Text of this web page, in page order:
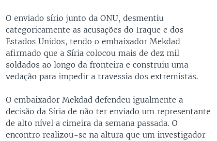
O enviado sírio junto da ONU, desmentiu
categoricamente as acusações do Iraque e dos
Estados Unidos, tendo o embaixador Mekdad
afirmado que a Síria colocou mais de dez mil
soldados ao longo da fronteira e construiu uma
vedação para impedir a travessia dos extremistas.
O embaixador Mekdad defendeu igualmente a
decisão da Síria de não ter enviado um representante
de alto nível a cimeira da semana passada. O
encontro realizou-se na altura que um investigador